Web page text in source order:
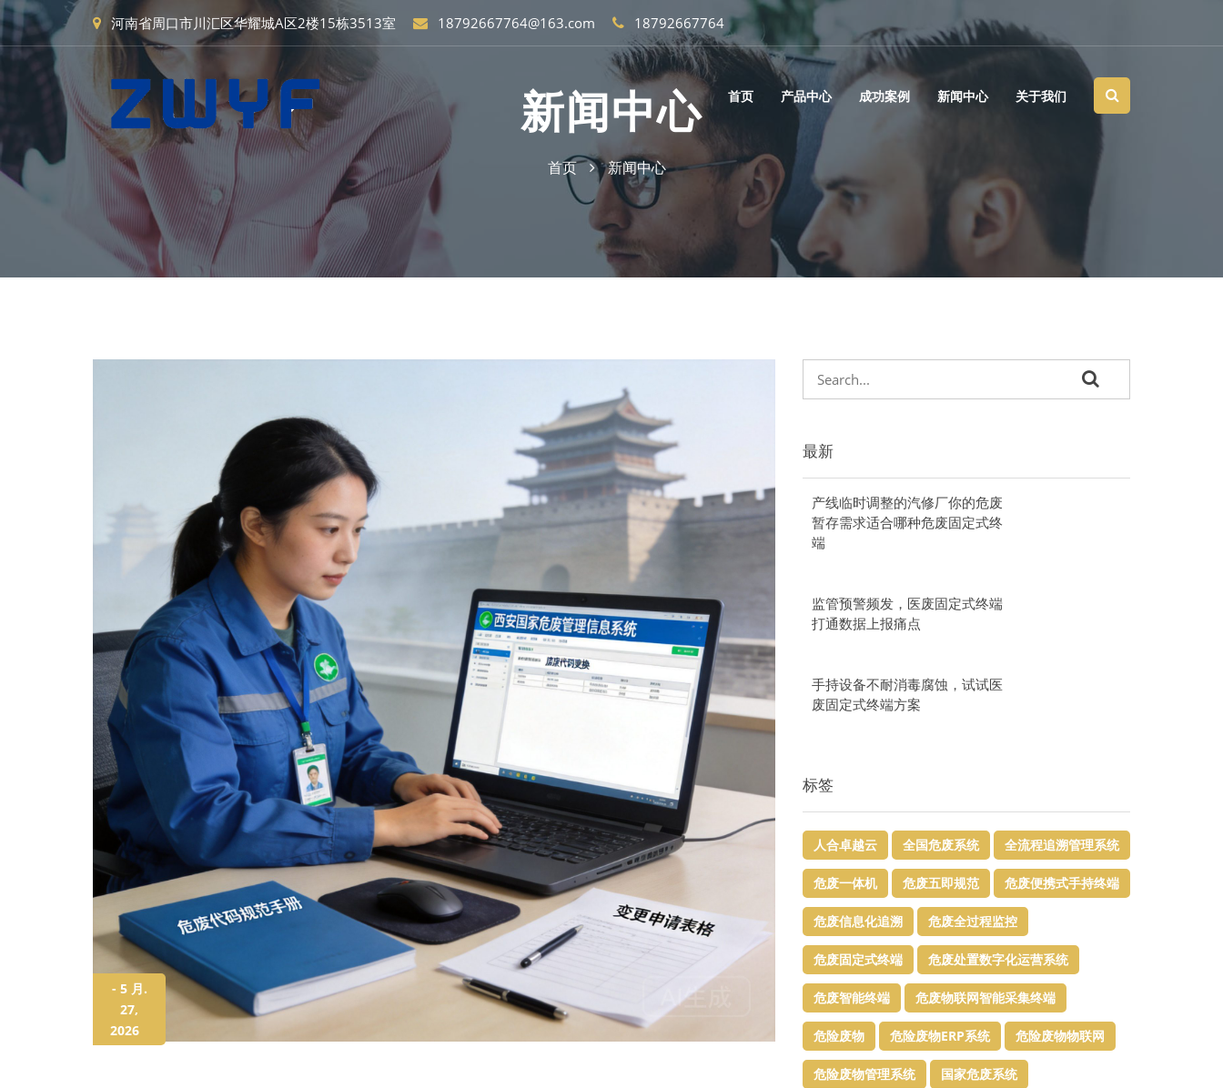
河南省周口市川汇区华耀城A区2楼15栋3513室 18792667764@163.com 18792667764
首页 产品中心 成功案例 新闻中心 关于我们
新闻中心
首页 新闻中心
- 5 月.
27,
2026
最新
产线临时调整的汽修厂你的危废
暂存需求适合哪种危废固定式终
端
监管预警频发，医废固定式终端
打通数据上报痛点
手持设备不耐消毒腐蚀，试试医
废固定式终端方案
标签
人合卓越云 全国危废系统 全流程追溯管理系统
危废一体机 危废五即规范 危废便携式手持终端
危废信息化追溯 危废全过程监控
危废固定式终端 危废处置数字化运营系统
危废智能终端 危废物联网智能采集终端
危险废物 危险废物ERP系统 危险废物物联网
危险废物管理系统 国家危废系统